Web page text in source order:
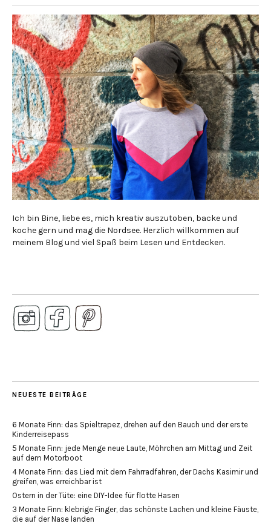
Ich bin Bine, liebe es, mich kreativ auszutoben, backe und
koche gern und mag die Nordsee. Herzlich willkommen auf
meinem Blog und viel Spaß beim Lesen und Entdecken.
NEUESTE BEITRÄGE
6 Monate Finn: das Spieltrapez, drehen auf den Bauch und der erste
Kinderreisepass
5 Monate Finn: jede Menge neue Laute, Möhrchen am Mittag und Zeit
auf dem Motorboot
4 Monate Finn: das Lied mit dem Fahrradfahren, der Dachs Kasimir und
greifen, was erreichbar ist
Ostern in der Tüte: eine DIY-Idee für flotte Hasen
3 Monate Finn: klebrige Finger, das schönste Lachen und kleine Fäuste,
die auf der Nase landen